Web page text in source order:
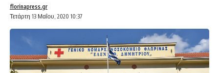
Τετάρτη 13 Μαΐου, 2020 10:37
florinapress.gr